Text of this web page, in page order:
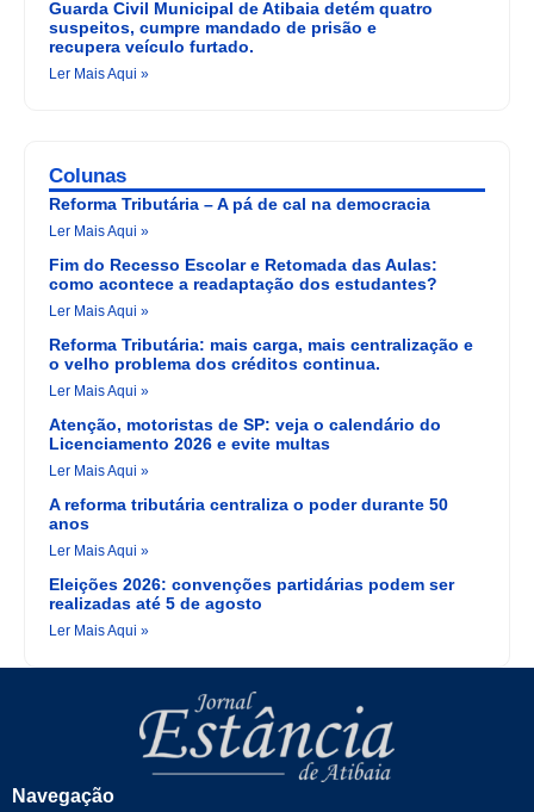
Guarda Civil Municipal de Atibaia detém quatro
suspeitos, cumpre mandado de prisão e
recupera veículo furtado.
Ler Mais Aqui »
Colunas
Reforma Tributária – A pá de cal na democracia
Ler Mais Aqui »
Fim do Recesso Escolar e Retomada das Aulas:
como acontece a readaptação dos estudantes?
Ler Mais Aqui »
Reforma Tributária: mais carga, mais centralização e
o velho problema dos créditos continua.
Ler Mais Aqui »
Atenção, motoristas de SP: veja o calendário do
Licenciamento 2026 e evite multas
Ler Mais Aqui »
A reforma tributária centraliza o poder durante 50
anos
Ler Mais Aqui »
Eleições 2026: convenções partidárias podem ser
realizadas até 5 de agosto
Ler Mais Aqui »
Navegação